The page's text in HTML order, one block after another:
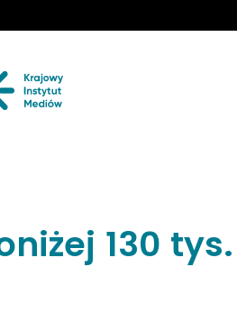
Krajowy
130 tys.